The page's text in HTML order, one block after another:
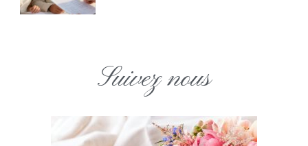
Suivez nous